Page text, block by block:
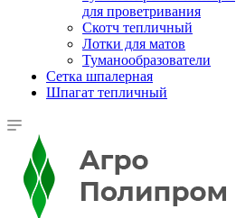
для проветривания
Скотч тепличный
Лотки для матов
Туманообразователи
Сетка шпалерная
Шпагат тепличный